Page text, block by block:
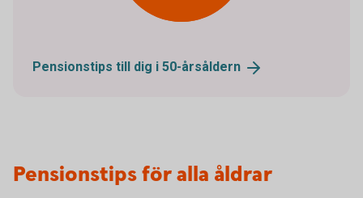
Pensionstips till dig i 50-årsåldern
Pensionstips för alla åldrar